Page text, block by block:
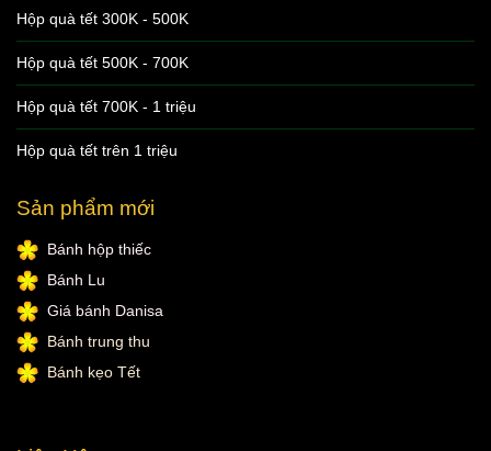
Hộp quà tết 300K - 500K
Hộp quà tết 500K - 700K
Hộp quà tết 700K - 1 triệu
Hộp quà tết trên 1 triệu
Sản phẩm mới
Bánh hộp thiếc
Bánh Lu
Giá bánh Danisa
Bánh trung thu
Bánh kẹo Tết